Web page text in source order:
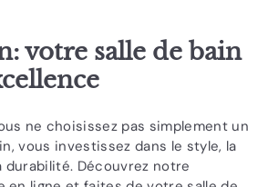
votre salle de bain
ne choisissez pas simplement un
vous investissez dans le style, la
Découvrez notre